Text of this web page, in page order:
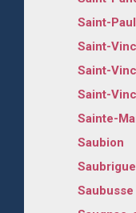
Saint-
Saint-
Saint-
Saint-
Sainte-
Saubion
Saubusse